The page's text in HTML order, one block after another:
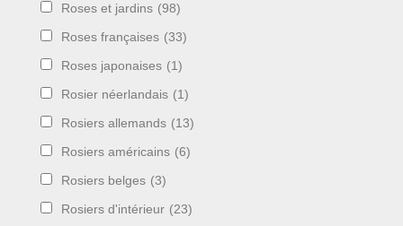
Roses et jardins (98)
Roses françaises (33)
Roses japonaises (1)
Rosier néerlandais (1)
Rosiers allemands (13)
Rosiers américains (6)
Rosiers belges (3)
Rosiers d'intérieur (23)